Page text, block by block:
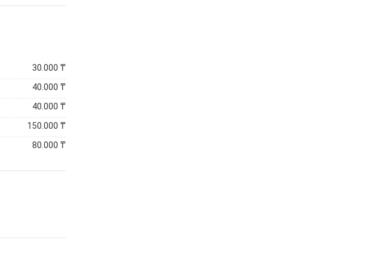
30.000 ₸
40.000 ₸
40.000 ₸
150.000 ₸
80.000 ₸